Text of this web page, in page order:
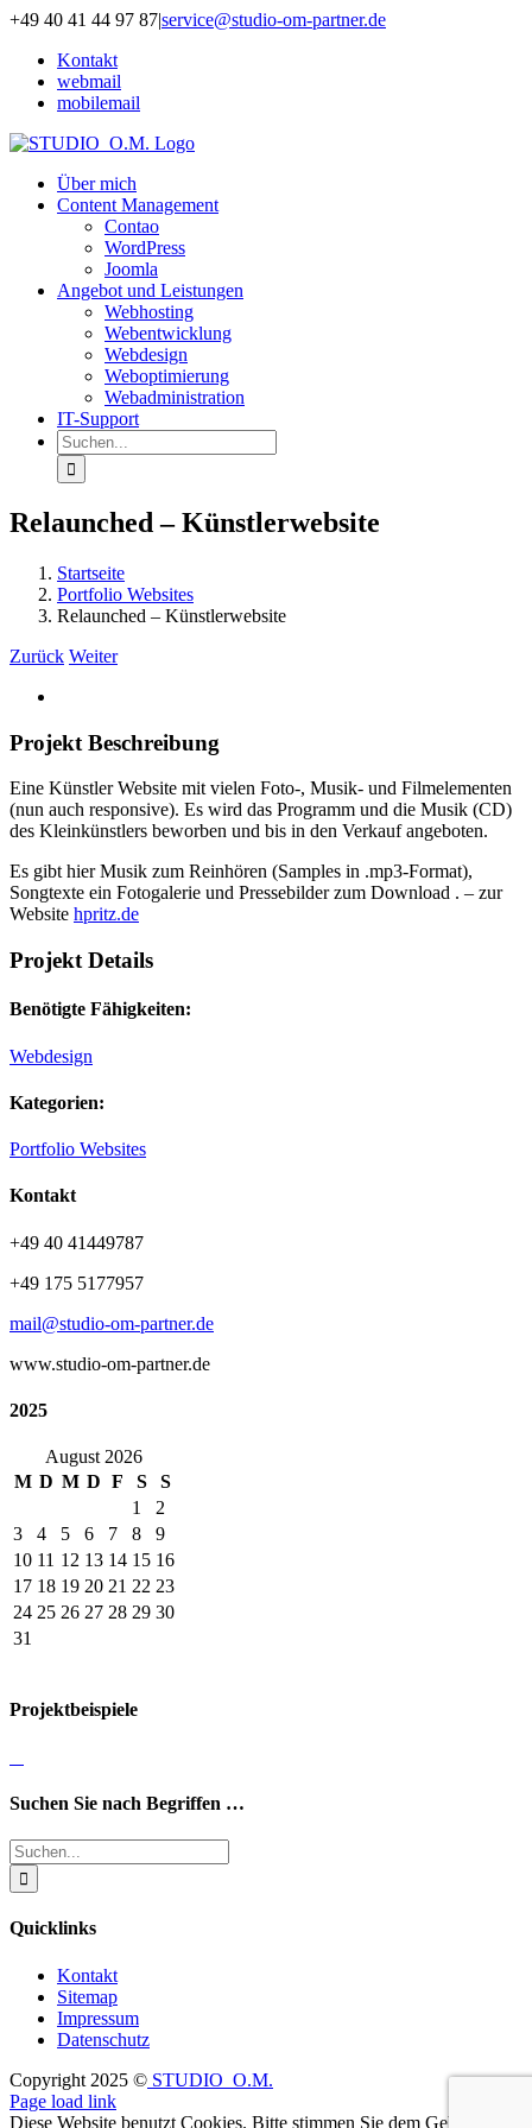
Zum
springen
+49 40 41 44 97 87|service@studio-om-partner.de
Kontakt
webmail
mobilemail
Über mich
Content Management
Contao
WordPress
Joomla
Angebot und Leistungen
Webhosting
Webentwicklung
Webdesign
Weboptimierung
Webadministration
IT-Support
Suche
nach:
Relaunched – Künstlerwebsite
Startseite
Portfolio Websites
Relaunched – Künstlerwebsite
Zurück Weiter
Image
Projekt Beschreibung
Eine Künstler Website mit vielen Foto-, Musik- und Filmelementen
(nun auch responsive). Es wird das Programm und die Musik (CD)
des Kleinkünstlers beworben und bis in den Verkauf angeboten.
Es gibt hier Musik zum Reinhören (Samples in .mp3-Format),
Songtexte ein Fotogalerie und Pressebilder zum Download . – zur
Website hpritz.de
Projekt Details
Benötigte Fähigkeiten:
Webdesign
Kategorien:
Portfolio Websites
Kontakt
+49 40 41449787
+49 175 5177957
mail@studio-om-partner.de
www.studio-om-partner.de
2025
August 2026
M D M D F S
S
1
2
3
4 5 6 7 8
9
10 11 12 13 14 15 16
17 18 19 20 21 22 23
24 25 26 27 28 29 30
31
Projektbeispiele
Suchen Sie nach Begriffen …
Suche
nach:
Quicklinks
Kontakt
Sitemap
Impressum
Datenschutz
Copyright 2025 © STUDIO_O.M.
Toggle
Sliding
Page load link
Diese Website benutzt Cookies. Bitte stimmen Sie dem Gebrauch